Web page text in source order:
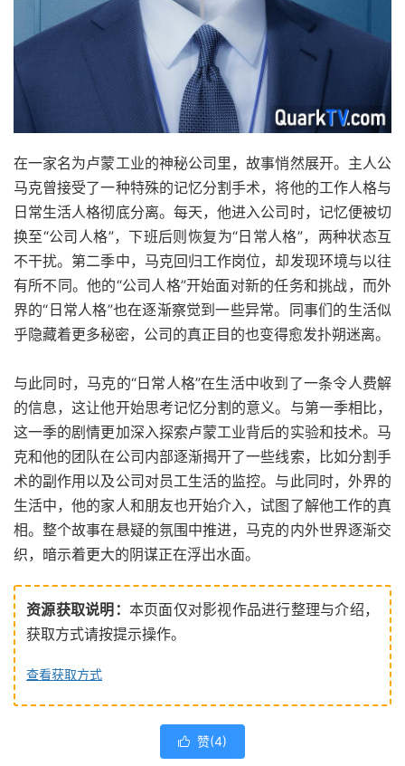
在一家名为卢蒙工业的神秘公司里，故事悄然展开。主人公
马克曾接受了一种特殊的记忆分割手术，将他的工作人格与
日常生活人格彻底分离。每天，他进入公司时，记忆便被切
换至“公司人格”，下班后则恢复为“日常人格”，两种状态互
不干扰。第二季中，马克回归工作岗位，却发现环境与以往
有所不同。他的“公司人格”开始面对新的任务和挑战，而外
界的“日常人格”也在逐渐察觉到一些异常。同事们的生活似
乎隐藏着更多秘密，公司的真正目的也变得愈发扑朔迷离。
与此同时，马克的“日常人格”在生活中收到了一条令人费解
的信息，这让他开始思考记忆分割的意义。与第一季相比，
这一季的剧情更加深入探索卢蒙工业背后的实验和技术。马
克和他的团队在公司内部逐渐揭开了一些线索，比如分割手
术的副作用以及公司对员工生活的监控。与此同时，外界的
生活中，他的家人和朋友也开始介入，试图了解他工作的真
相。整个故事在悬疑的氛围中推进，马克的内外世界逐渐交
织，暗示着更大的阴谋正在浮出水面。
资源获取说明： 本页面仅对影视作品进行整理与介绍，
获取方式请按提示操作。
查看获取方式
 赞(4)